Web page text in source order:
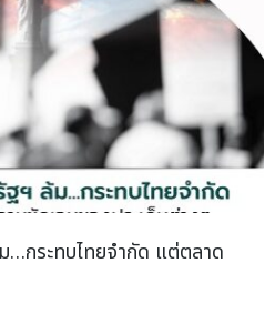
กระทบไทยจำกัด แต่ตลาด